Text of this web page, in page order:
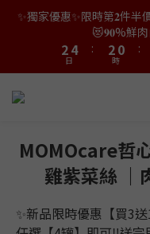
👑店長生日限量喵喵劵
【
4
2
1
6
4
日
4
3
2
1
2
1
0
時
02
0
0
✨獨家優惠✨限時第𝟐件
😻𝟗𝟎%鮮
4
2
1
6
4
3
日
:
4
3
2
1
2
1
0
時
:
👑店長生日限量喵喵劵
【
8
6
5
1
0
8
7
3
2
1
8
7
6
5
0
6
5
4
3
MOMOcare哲
雞紫菜絲 ｜
✨新品限時優惠【買3送